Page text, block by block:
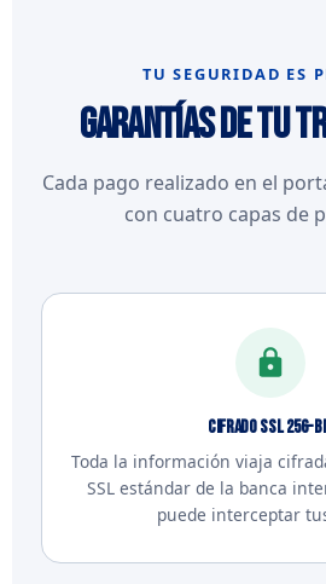
TU SEGURIDAD ES
Garantías de tu
Cada pago realizado en el
con cuatro capas de
Cifrado SSL 256-
Toda la información viaja
SSL estándar de la banca
puede interceptar